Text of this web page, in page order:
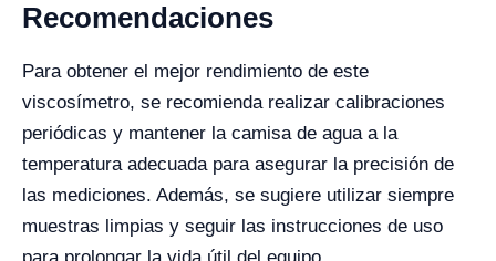
Recomendaciones
Para obtener el mejor rendimiento de este
viscosímetro, se recomienda realizar calibraciones
periódicas y mantener la camisa de agua a la
temperatura adecuada para asegurar la precisión de
las mediciones. Además, se sugiere utilizar siempre
muestras limpias y seguir las instrucciones de uso